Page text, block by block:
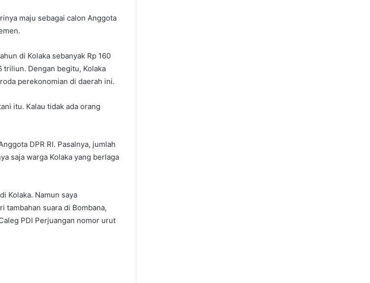
maju sebagai calon Anggota
di Kolaka sebanyak Rp 160
triliun. Dengan begitu, Kolaka
perekonomian di daerah ini.
itu. Kalau tidak ada orang
DPR RI. Pasalnya, jumlah
saja warga Kolaka yang berlaga
Kolaka. Namun saya
tambahan suara di Bombana,
PDI Perjuangan nomor urut